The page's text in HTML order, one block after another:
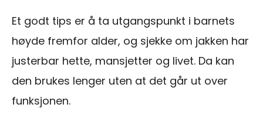
Et godt tips er å ta utgangspunkt i barnets
høyde fremfor alder, og sjekke om jakken har
justerbar hette, mansjetter og livet. Da kan
den brukes lenger uten at det går ut over
funksjonen.